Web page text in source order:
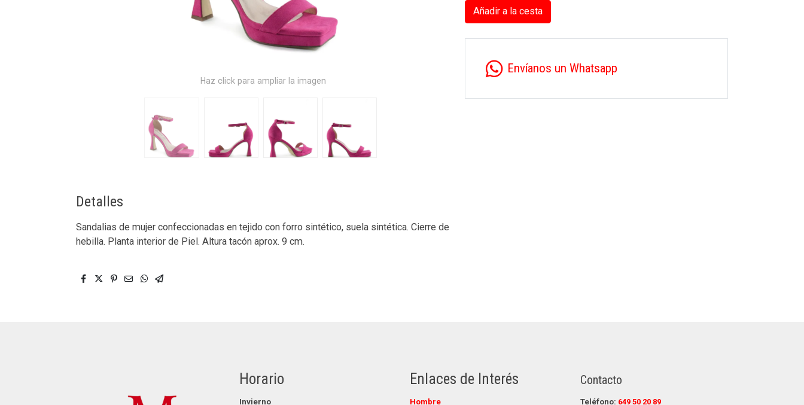
Haz click para ampliar la imagen
Detalles
Sandalias de mujer confeccionadas en tejido con forro sintético, suela sintética. Cierre de
hebilla. Planta interior de Piel. Altura tacón aprox. 9 cm.
Añadir a la cesta
Envíanos un Whatsapp
Horario
Invierno
Enlaces de Interés
Hombre
Contacto
Teléfono: 649 50 20 89